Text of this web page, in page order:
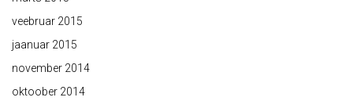
veebruar 2015
jaanuar 2015
november 2014
oktoober 2014